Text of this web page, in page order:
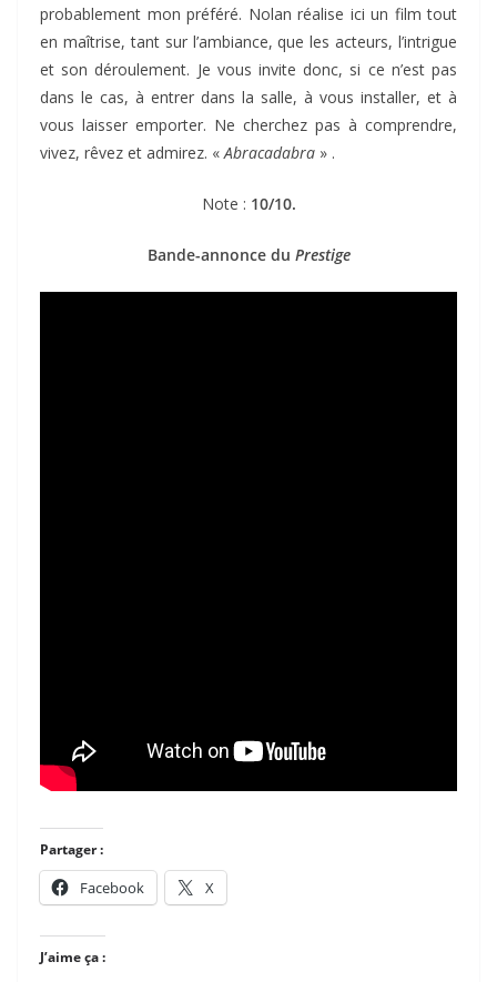
probablement mon préféré. Nolan réalise ici un film tout
en maîtrise, tant sur l’ambiance, que les acteurs, l’intrigue
et son déroulement. Je vous invite donc, si ce n’est pas
dans le cas, à entrer dans la salle, à vous installer, et à
vous laisser emporter. Ne cherchez pas à comprendre,
vivez, rêvez et admirez. « Abracadabra » .
Note : 10/10.
Bande-annonce du Prestige
Partager :
Facebook X
J’aime ça :